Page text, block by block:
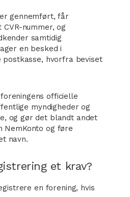
gennemført, får
nummer, og
samtidig
en besked i
postkasse, hvorfra beviset
officielle
myndigheder og
og gør det blandt andet
NemKonto og føre
navn.
et krav?
en forening, hvis